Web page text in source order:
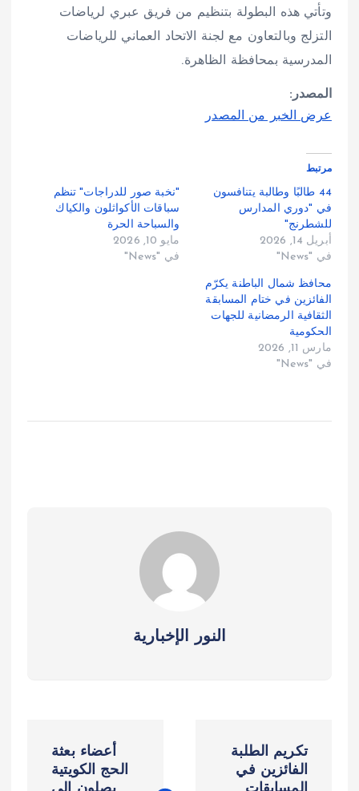
وتأتي هذه البطولة بتنظيم من فريق عبري لرياضات
التزلج وبالتعاون مع لجنة الاتحاد العماني للرياضات
المدرسية بمحافظة الظاهرة.
المصدر:
عرض الخبر من المصدر
مرتبط
44 طالبًا وطالبة يتنافسون
في "دوري المدارس
للشطرنج"
أبريل 14, 2026
في "News"
"نخبة صور للدراجات" تنظم
سباقات الأكواثلون والكياك
والسباحة الحرة
مايو 10, 2026
في "News"
محافظ شمال الباطنة يكرّم
الفائزين في ختام المسابقة
الثقافية الرمضانية للجهات
الحكومية
مارس 11, 2026
في "News"
النور الإخبارية
ص
تكريم الطلبة
الفائزين في
أعضاء بعثة
الحج الكويتية